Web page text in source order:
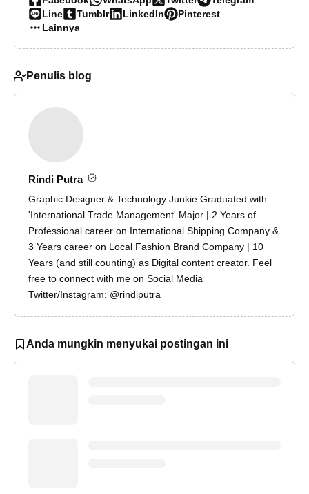
Line
Tumblr LinkedIn
Pinterest
Lainnya…
Penulis blog
Rindi Putra
Graphic Designer & Technology Junkie Graduated with
'International Trade Management' Major | 2 Years of
Professional career on International Shipping Company &
3 Years career on Local Fashion Brand Company | 10
Years (and still counting) as Digital content creator. Feel
free to connect with me on Social Media
Twitter/Instagram: @rindiputra
Anda mungkin menyukai postingan ini